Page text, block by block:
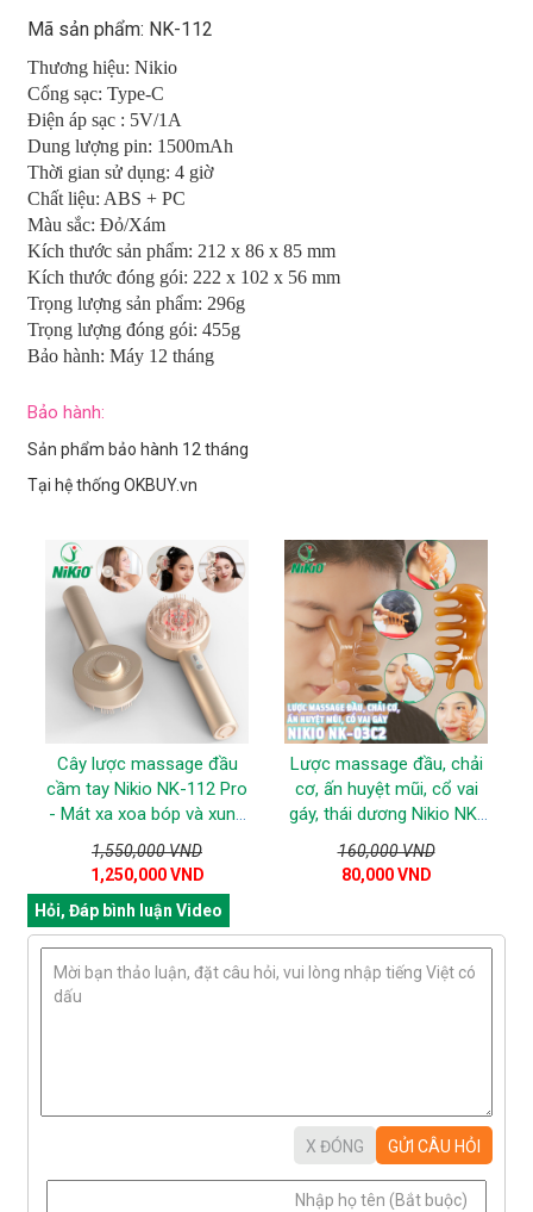
Mã sản phẩm: NK-112
Thương hiệu: Nikio
Cổng sạc: Type-C
Điện áp sạc : 5V/1A
Dung lượng pin: 1500mAh
Thời gian sử dụng: 4 giờ
Chất liệu: ABS + PC
Màu sắc: Đỏ/Xám
Kích thước sản phẩm: 212 x 86 x 85 mm
Kích thước đóng gói: 222 x 102 x 56 mm
Trọng lượng sản phẩm: 296g
Trọng lượng đóng gói: 455g
Bảo hành: Máy 12 tháng
Bảo hành:
Sản phẩm bảo hành 12 tháng
Tại hệ thống OKBUY.vn
Cây lược massage đầu
cầm tay Nikio NK-112 Pro
- Mát xa xoa bóp và xung
điện trị liệu giảm đau
nhức đầu
1,550,000 VND
1,250,000 VND
Lược massage đầu, chải
cơ, ấn huyệt mũi, cổ vai
gáy, thái dương Nikio NK-
03C2
160,000 VND
80,000 VND
Hỏi, Đáp bình luận Video